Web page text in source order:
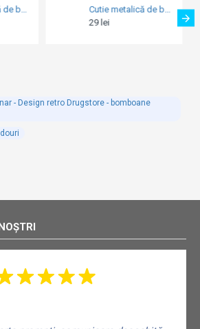
Cutie metalică de buzunar - Vespa - Riders Only - Doar pentru Soferi de Vespa
Cutie metalică de buzunar - XL Mercedes-Benz Logo Negru și Argintiu
39 lei
- Design retro Drugstore - bomboane